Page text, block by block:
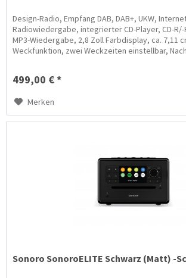
Design-Radio, Empfang DAB, DAB+, UKW,
Radiowiedergabe, integrierter CD-Player, CD-
MP3-Wiedergabe, 2,8 Zoll Farbdisplay, ca. 7,11
Weckfunktion, zwei Weckzeiten einstellbar,
499,00 € *
Merken
Sonoro SonoroELITE Schwarz (Matt) -